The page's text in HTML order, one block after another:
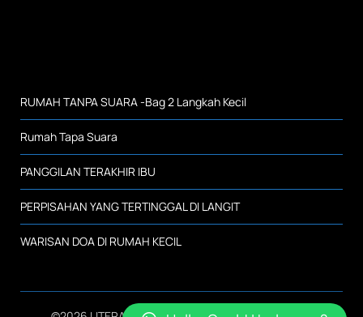
RUMAH TANPA SUARA -Bag 2 Langkah Kecil
Rumah Tapa Suara
PANGGILAN TERAKHIR IBU
PERPISAHAN YANG TERTINGGAL DI LANGIT
WARISAN DOA DI RUMAH KECIL